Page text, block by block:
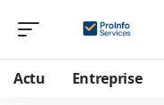
Actu Entreprise